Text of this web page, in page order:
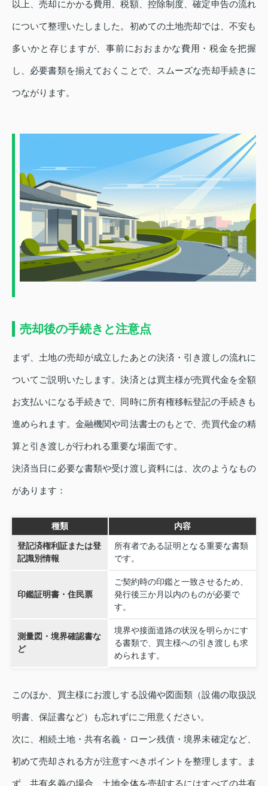
以上、売却にかかる費用、税額、控除制度、確定申告の流れ
について整理いたしました。初めての土地売却では、不安も
多いかと存じますが、事前におおまかな費用・税金を把握
し、必要書類を揃えておくことで、スムーズな売却手続きに
つながります。
売却後の手続きと注意点
まず、土地の売却が成立したあとの決済・引き渡しの流れに
ついてご説明いたします。決済とは買主様が売買代金を全額
お支払いになる手続きで、同時に所有権移転登記の手続きも
進められます。金融機関や司法書士のもとで、売買代金の精
算と引き渡しが行われる重要な場面です。
決済当日に必要な書類や受け渡し資料には、次のようなもの
があります：
種類 内容
登記済権利証または登
記識別情報
所有者である証明となる重要な書類
です。
印鑑証明書・住民票
ご契約時の印鑑と一致させるため、
発行後三か月以内のものが必要で
す。
測量図・境界確認書な
ど
境界や接面道路の状況を明らかにす
る書類で、買主様への引き渡しも求
められます。
このほか、買主様にお渡しする設備や図面類（設備の取扱説
明書、保証書など）も忘れずにご用意ください。
次に、相続土地・共有名義・ローン残債・境界未確定など、
初めて売却される方が注意すべきポイントを整理します。ま
ず、共有名義の場合、土地全体を売却するにはすべての共有